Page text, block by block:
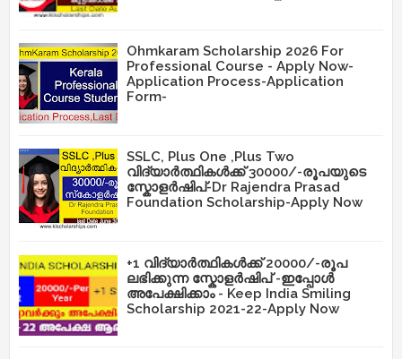
Ohmkaram Scholarship 2026 For
Professional Course - Apply Now-
Application Process-Application
Form-
SSLC, Plus One ,Plus Two
വിദ്യാർത്ഥികൾക്ക് 30000/-രൂപയുടെ
സ്കോളർഷിപ്-Dr Rajendra Prasad
Foundation Scholarship-Apply Now
+1 വിദ്യാർത്ഥികൾക്ക് 20000/-രൂപ
ലഭിക്കുന്ന സ്കോളർഷിപ് -ഇപ്പോൾ
അപേക്ഷിക്കാം - Keep India Smiling
Scholarship 2021-22-Apply Now